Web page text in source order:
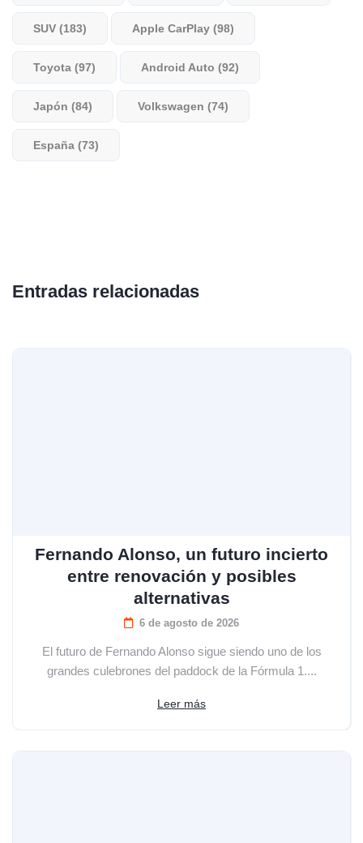
SUV (183) Apple CarPlay (98)
Toyota (97) Android Auto (92)
Japón (84) Volkswagen (74)
España (73)
Entradas relacionadas
Fernando Alonso, un futuro incierto
entre renovación y posibles
alternativas
6 de agosto de 2026
El futuro de Fernando Alonso sigue siendo uno de los
grandes culebrones del paddock de la Fórmula 1....
Leer más